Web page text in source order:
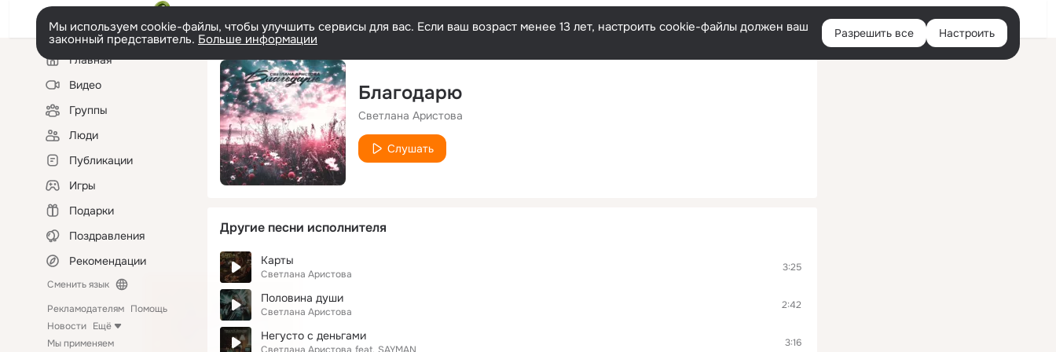
Войти
Мы используем cookie-файлы, чтобы улучшить сервисы для вас. Если ваш возраст менее 13 лет, настроить cookie-файлы должен ваш
законный представитель. Больше информации Разрешить все Настроить
Левая
колонкаГлавная
Видео
Группы
Люди
Публикации
Игры
Подарки
Поздравления
Рекомендации
Сменить язык
Рекламодателям Помощь
Новости Ещё
Мы применяем
Благодарю
Светлана Аристова
Слушать
Другие песни исполнителя
Карты
Светлана Аристова
3:25
Половина души
Светлана Аристова
2:42
Негусто с деньгами 3:16